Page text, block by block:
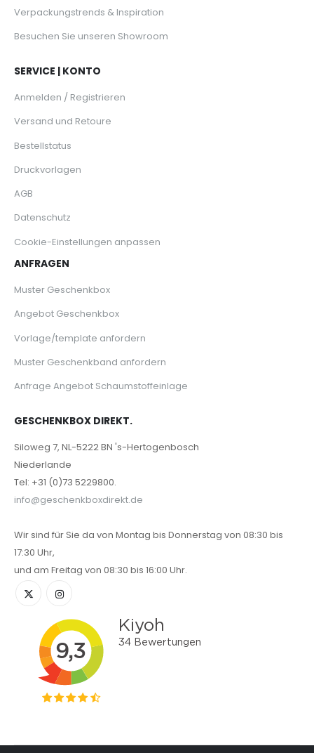
Verpackungstrends & Inspiration
Besuchen Sie unseren Showroom
SERVICE | KONTO
Anmelden / Registrieren
Versand und Retoure
Bestellstatus
Druckvorlagen
AGB
Datenschutz
Cookie-Einstellungen anpassen
ANFRAGEN
Muster Geschenkbox
Angebot Geschenkbox
Vorlage/template anfordern
Muster Geschenkband anfordern
Anfrage Angebot Schaumstoffeinlage
GESCHENKBOX DIREKT.
Siloweg 7, NL-5222 BN 's-Hertogenbosch
Niederlande
Tel: +31 (0)73 5229800.
info@geschenkboxdirekt.de
Wir sind für Sie da von Montag bis Donnerstag von 08:30 bis
17:30 Uhr,
und am Freitag von 08:30 bis 16:00 Uhr.